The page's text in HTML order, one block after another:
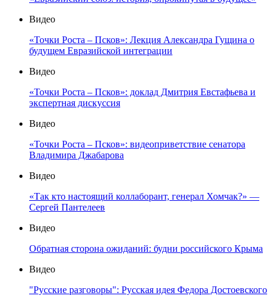
Видео
«Точки Роста – Псков»: Лекция Александра Гущина о
будущем Евразийской интеграции
Видео
«Точки Роста – Псков»: доклад Дмитрия Евстафьева и
экспертная дискуссия
Видео
«Точки Роста – Псков»: видеоприветствие сенатора
Владимира Джабарова
Видео
«Так кто настоящий коллаборант, генерал Хомчак?» —
Сергей Пантелеев
Видео
Обратная сторона ожиданий: будни российского Крыма
Видео
"Русские разговоры": Русская идея Федора Достоевского